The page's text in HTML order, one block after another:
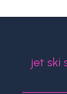
jet ski